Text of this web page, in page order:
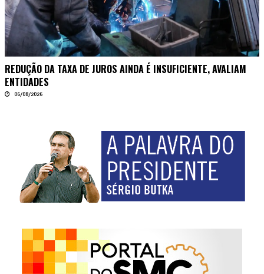
REDUÇÃO DA TAXA DE JUROS AINDA É INSUFICIENTE, AVALIAM
ENTIDADES
06/08/2026